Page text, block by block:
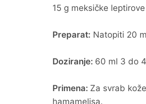
15 g meksičke
Preparat: Natopiti 20
Doziranje: 60 ml 3 do
Primena: Za svrab
hamamelisa.